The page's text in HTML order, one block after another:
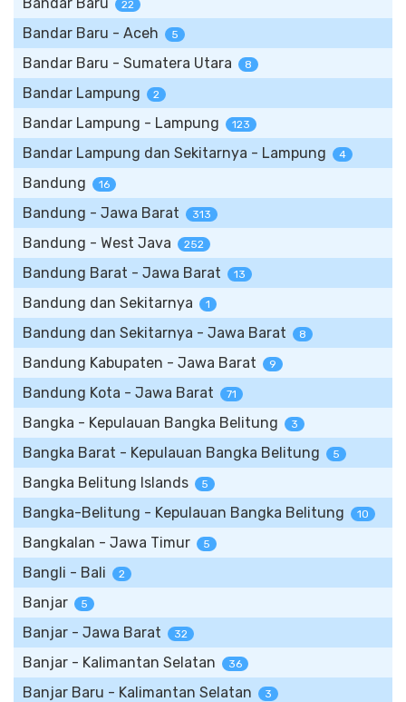
22
Bandar Baru - Aceh 5
Bandar Baru - Sumatera Utara 8
Bandar Lampung 2
Bandar Lampung - Lampung 123
Bandar Lampung dan Sekitarnya - Lampung 4
Bandung 16
Bandung - Jawa Barat 313
Bandung - West Java 252
Bandung Barat - Jawa Barat 13
Bandung dan Sekitarnya 1
Bandung dan Sekitarnya - Jawa Barat 8
Bandung Kabupaten - Jawa Barat 9
Bandung Kota - Jawa Barat 71
Bangka - Kepulauan Bangka Belitung 3
Bangka Barat - Kepulauan Bangka Belitung 5
Bangka Belitung Islands 5
Bangka-Belitung - Kepulauan Bangka Belitung 10
Bangkalan - Jawa Timur 5
Bangli - Bali 2
Banjar 5
Banjar - Jawa Barat 32
Banjar - Kalimantan Selatan 36
Banjar Baru - Kalimantan Selatan 3